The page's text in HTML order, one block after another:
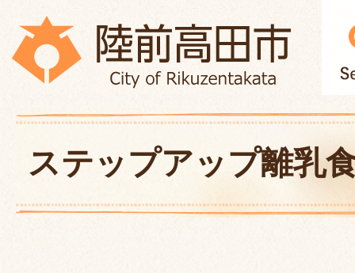
ステップアップ離乳